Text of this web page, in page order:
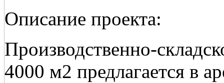
Описание проекта:
Производственно-
4000 м2 предлагается в